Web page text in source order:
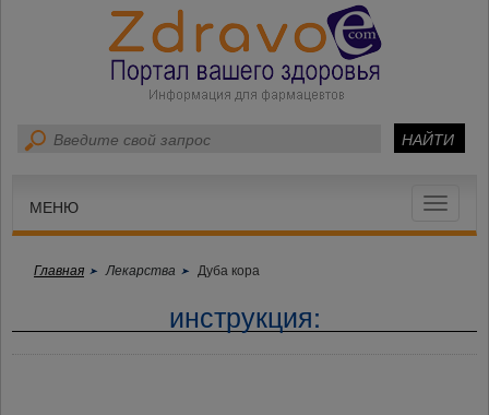
Toggle
МЕНЮ
Главная Лекарства Дуба кора
инструкция: